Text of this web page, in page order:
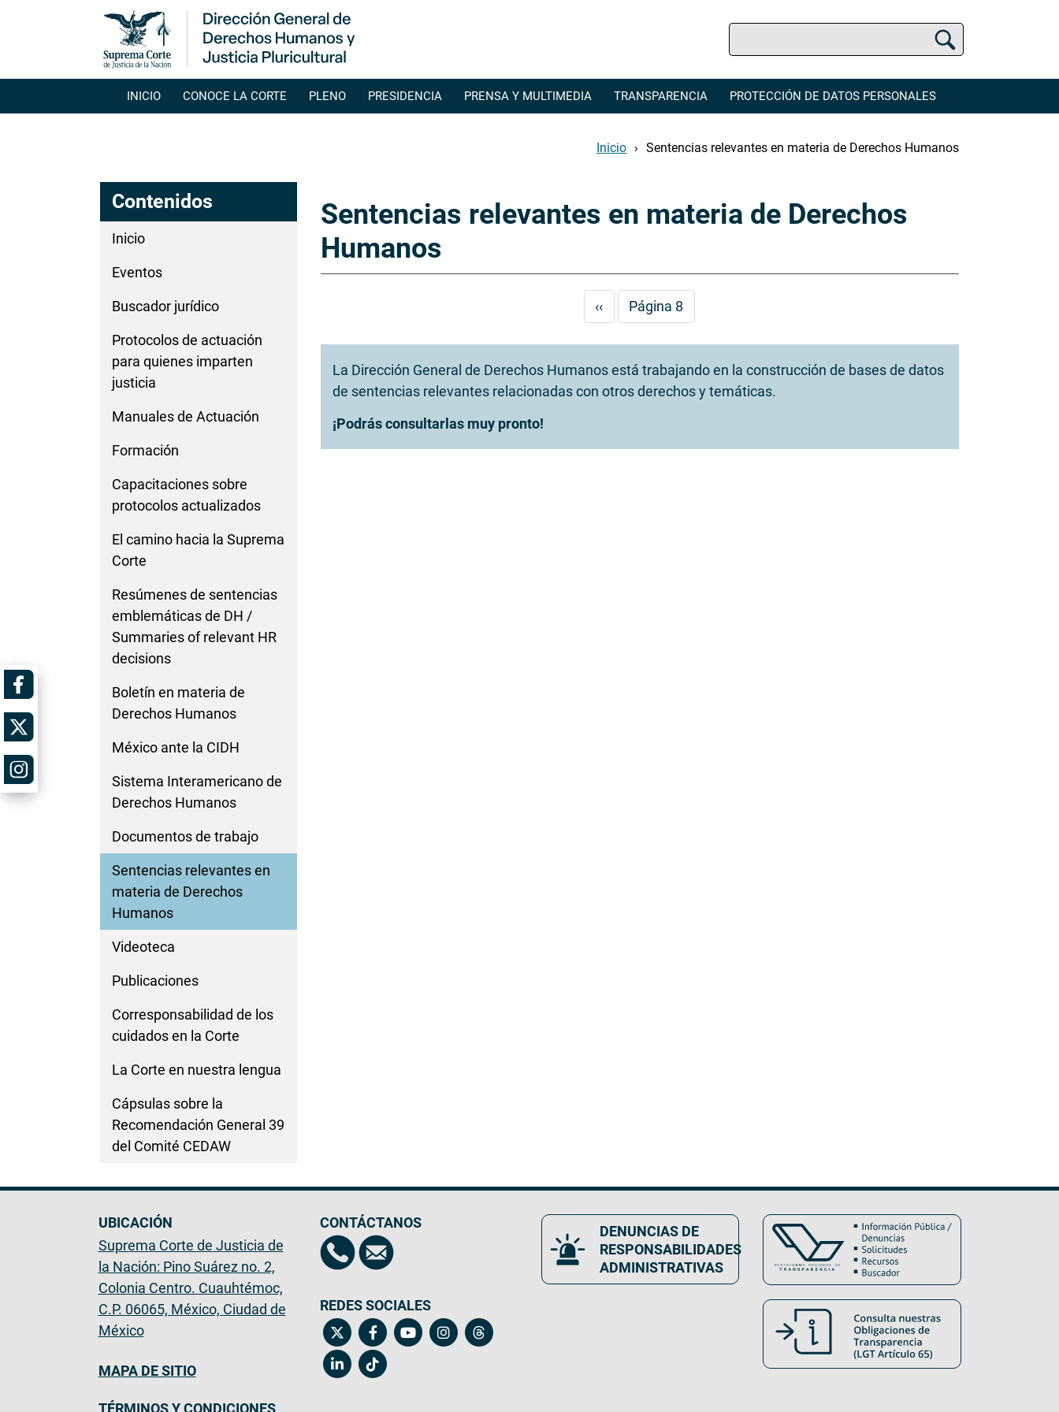
principal
Navegación principal
INICIO CONOCE LA CORTE PLENO PRESIDENCIA PRENSA Y MULTIMEDIA TRANSPARENCIA PROTECCIÓN DE DATOS PERSONALES
Inicio Sentencias relevantes en materia de Derechos Humanos
Contenidos
Inicio
Eventos
Buscador jurídico
Protocolos de actuación
para quienes imparten
justicia
Manuales de Actuación
Formación
Capacitaciones sobre
protocolos actualizados
El camino hacia la Suprema
Corte
Resúmenes de sentencias
emblemáticas de DH /
Summaries of relevant HR
decisions
Boletín en materia de
Derechos Humanos
México ante la CIDH
Sistema Interamericano de
Derechos Humanos
Documentos de trabajo
Sentencias relevantes en
materia de Derechos
Humanos
Videoteca
Publicaciones
Corresponsabilidad de los
cuidados en la Corte
La Corte en nuestra lengua
Cápsulas sobre la
Recomendación General 39
del Comité CEDAW
Sentencias relevantes en materia de Derechos
Humanos
Página
anterior
‹‹ Página 8
La Dirección General de Derechos Humanos está trabajando en la construcción de bases de datos
de sentencias relevantes relacionadas con otros derechos y temáticas.
¡Podrás consultarlas muy pronto!
UBICACIÓN
Suprema Corte de Justicia de
la Nación: Pino Suárez no. 2,
Colonia Centro. Cuauhtémoc,
C.P. 06065, México, Ciudad de
México
MAPA DE SITIO
CONTÁCTANOS
REDES SOCIALES
DENUNCIAS DE
RESPONSABILIDADES
ADMINISTRATIVAS